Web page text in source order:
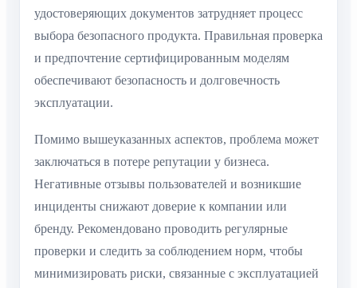
удостоверяющих документов затрудняет процесс
выбора безопасного продукта. Правильная проверка
и предпочтение сертифицированным моделям
обеспечивают безопасность и долговечность
эксплуатации.
Помимо вышеуказанных аспектов, проблема может
заключаться в потере репутации у бизнеса.
Негативные отзывы пользователей и возникшие
инциденты снижают доверие к компании или
бренду. Рекомендовано проводить регулярные
проверки и следить за соблюдением норм, чтобы
минимизировать риски, связанные с эксплуатацией